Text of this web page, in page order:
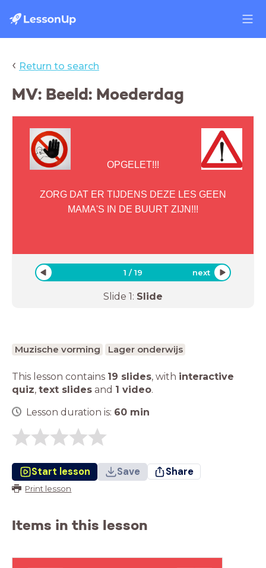
‹ Return to search
MV: Beeld: Moederdag
OPGELET!!!
ZORG DAT ER TIJDENS DEZE LES GEEN
MAMA'S IN DE BUURT ZIJN!!!
1 /19 next
Slide 1: Slide
Muzische vorming Lager onderwijs
This lesson contains 19 slides, with interactive
quiz, text slides and 1 video.
Lesson duration is: 60 min
Start lesson Save Share
Print lesson
Items in this lesson